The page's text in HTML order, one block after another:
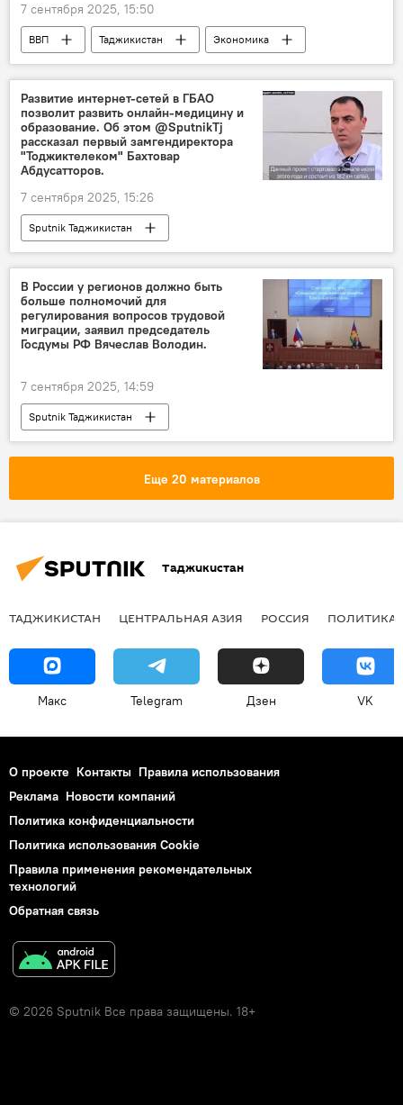
7 сентября 2025, 15:50
ВВП Таджикистан Экономика
Развитие интернет-сетей в ГБАО
позволит развить онлайн-медицину и
образование. Об этом @SputnikTj
рассказал первый замгендиректора
"Тоджиктелеком" Бахтовар
Абдусатторов.
7 сентября 2025, 15:26
Sputnik Таджикистан
В России у регионов должно быть
больше полномочий для
регулирования вопросов трудовой
миграции, заявил председатель
Госдумы РФ Вячеслав Володин.
7 сентября 2025, 14:59
Sputnik Таджикистан
Еще 20 материалов
Таджикистан
ТАДЖИКИСТАН ЦЕНТРАЛЬНАЯ АЗИЯ РОССИЯ ПОЛИТИКА
Макс Telegram Дзен VK
О проекте Контакты Правила использования
Реклама Новости компаний
Политика конфиденциальности
Политика использования Cookie
Правила применения рекомендательных
технологий
Обратная связь
© 2026 Sputnik Все права защищены. 18+